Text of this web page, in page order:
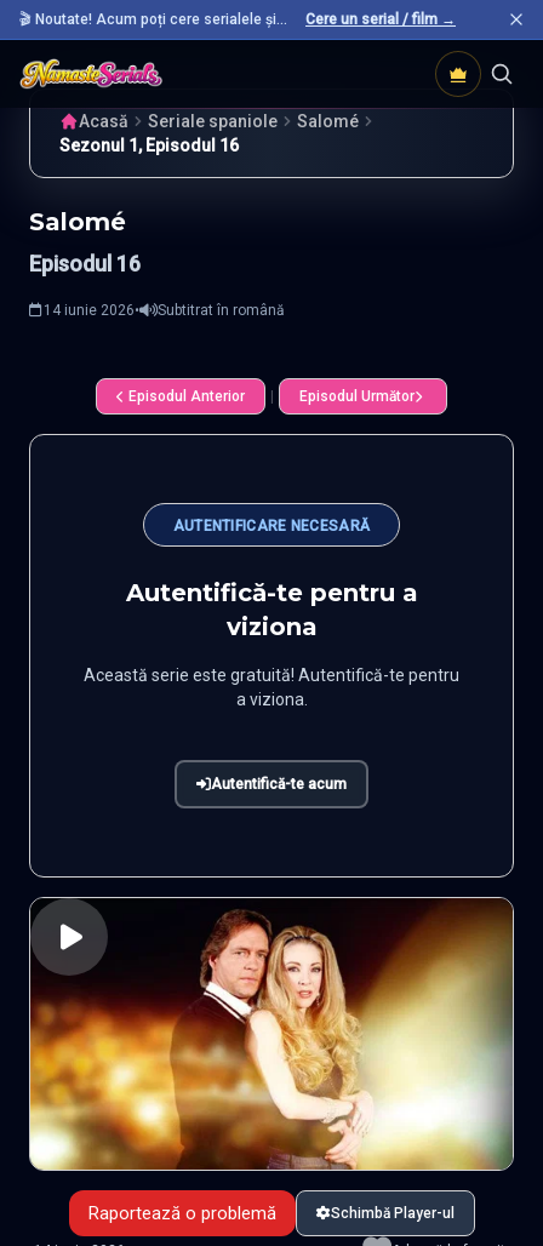
🎬 Noutate! Acum poți cere serialele și
filmele preferate care nu sunt încă pe site.
Cere un serial / film →
Acasă Seriale spaniole
Salomé
Sezonul 1, Episodul 16
Salomé
Episodul 16
14 iunie 2026• Subtitrat în română
Episodul Anterior Episodul Următor
AUTENTIFICARE NECESARĂ
Autentifică-te pentru a
viziona
Această serie este gratuită! Autentifică-te pentru
a viziona.
Autentifică-te acum
Raportează o problemă Schimbă Player-ul